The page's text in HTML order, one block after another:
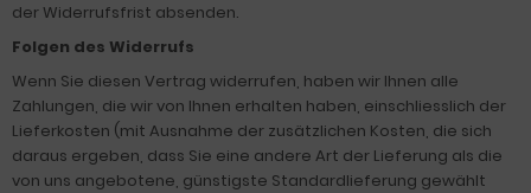
der Widerrufsfrist absenden.
Folgen des Widerrufs
Wenn Sie diesen Vertrag widerrufen, haben wir Ihnen alle
Zahlungen, die wir von Ihnen erhalten haben, einschliesslich der
Lieferkosten (mit Ausnahme der zusätzlichen Kosten, die sich
daraus ergeben, dass Sie eine andere Art der Lieferung als die
von uns angebotene, günstigste Standardlieferung gewählt